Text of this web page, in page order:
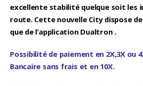
excellente stabilité quelque soit les
route. Cette nouvelle City dispose de
que de l’application Dualtron .
Possibilité de paiement en 2X,3X ou
Bancaire sans frais et en 10X.